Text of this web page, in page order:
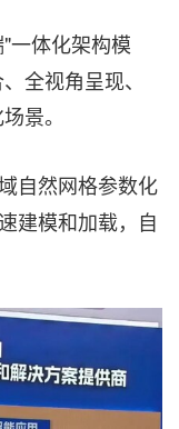
一体化架构模
全视角呈现、
景。
自然网格参数化
建模和加载，自